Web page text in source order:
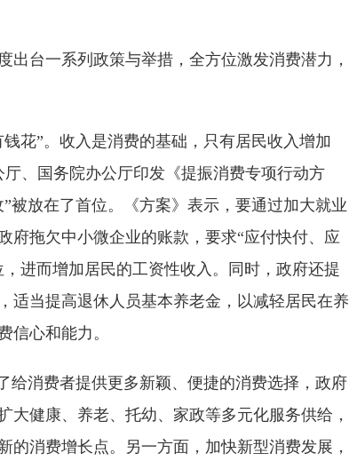
台一系列政策与举措，全方位激发消费潜力，
花”。收入是消费的基础，只有居民收入增加
、国务院办公厅印发《提振消费专项行动方
被放在了首位。《方案》表示，要通过加大就业
府拖欠中小微企业的账款，要求“应付快付、应
进而增加居民的工资性收入。同时，政府还提
适当提高退休人员基本养老金，以减轻居民在养
信心和能力。
给消费者提供更多新颖、便捷的消费选择，政府
健康、养老、托幼、家政等多元化服务供给，
消费增长点。另一方面，加快新型消费发展，